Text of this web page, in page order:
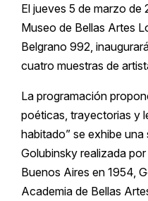
El jueves 5 de marzo de
Museo de Bellas Artes
Belgrano 992,
cuatro muestras de
La programación
poéticas, trayectorias y
habitado” se exhibe
Golubinsky realizada
Buenos Aires en 1954,
Academia de Bellas